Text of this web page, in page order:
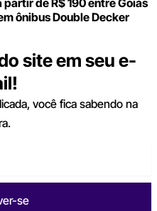
de R$ 190 entre Goiás
ônibus Double Decker
site em seu e-
você fica sabendo na
se